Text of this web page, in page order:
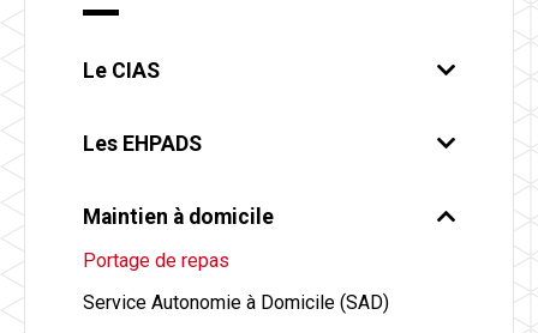
Le CIAS
Les EHPADS
Maintien à domicile
Portage de repas
Service Autonomie à Domicile (SAD)